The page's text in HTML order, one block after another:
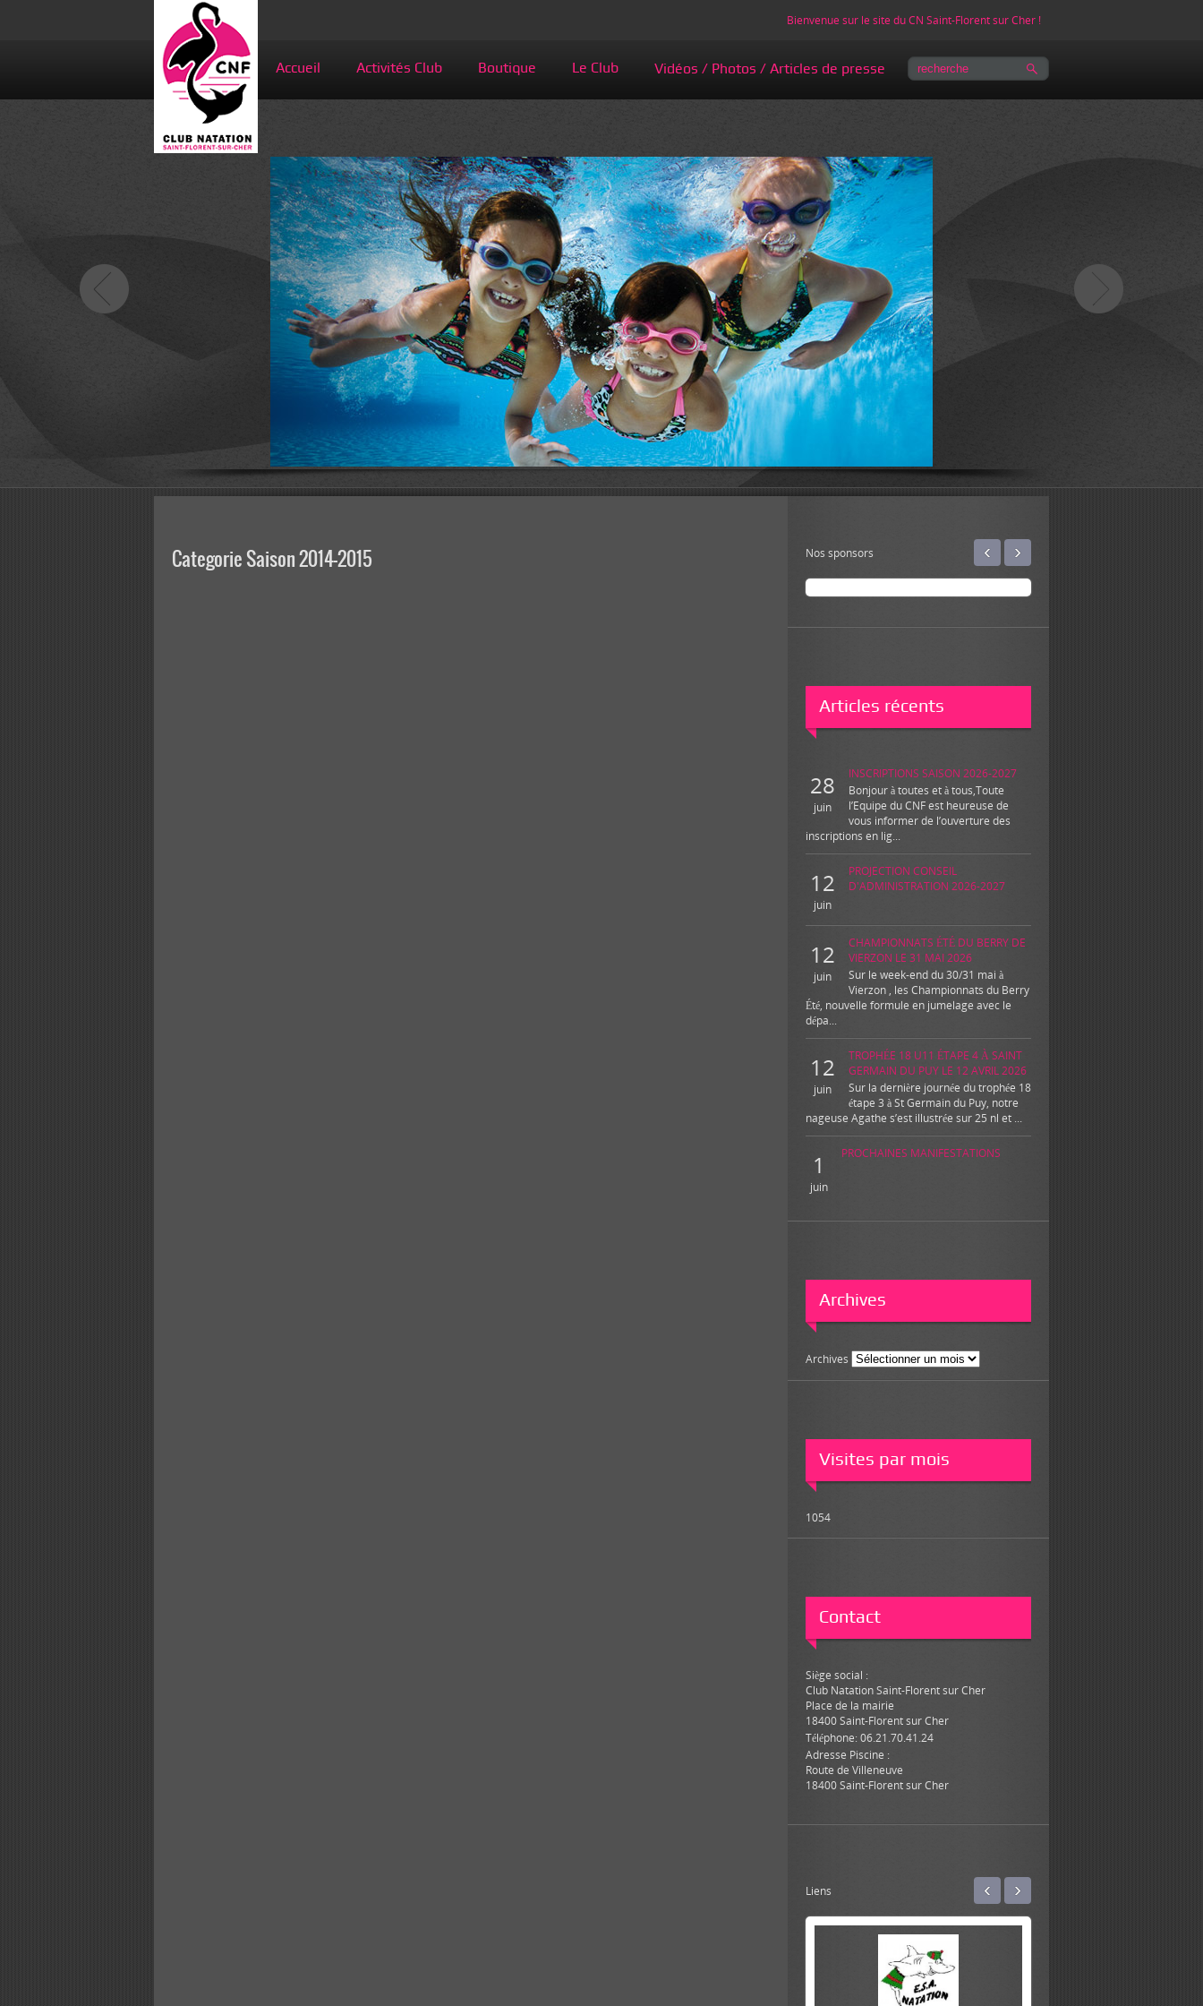
Bienvenue sur le site du CN Saint-Florent sur Cher !
Accueil Activités Club Boutique Le Club Vidéos / Photos / Articles de presse
Nos sponsors ‹ ›
Articles récents
28
juin
INSCRIPTIONS SAISON 2026-2027
Bonjour à toutes et à tous,Toute
l’Equipe du CNF est heureuse de
vous informer de l’ouverture des
inscriptions en lig...
12
juin
PROJECTION CONSEIL
D'ADMINISTRATION 2026-2027
12
juin
CHAMPIONNATS ÉTÉ DU BERRY DE
VIERZON LE 31 MAI 2026
Sur le week-end du 30/31 mai à
Vierzon , les Championnats du Berry
Été, nouvelle formule en jumelage avec le
dépa...
12
juin
TROPHÉE 18 U11 ÉTAPE 4 À SAINT
GERMAIN DU PUY LE 12 AVRIL 2026
Sur la dernière journée du trophée 18
étape 3 à St Germain du Puy, notre
nageuse Agathe s’est illustrée sur 25 nl et ...
1
juin
PROCHAINES MANIFESTATIONS
Archives
Archives
Visites par mois
1054
Contact
Siège social :
Club Natation Saint-Florent sur Cher
Place de la mairie
18400 Saint-Florent sur Cher
Téléphone: 06.21.70.41.24
Adresse Piscine :
Route de Villeneuve
18400 Saint-Florent sur Cher
Liens ‹ ›
Categorie Saison 2014-2015